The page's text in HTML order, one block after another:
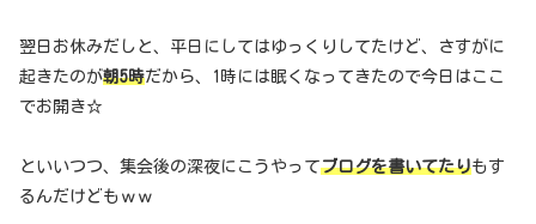
翌日お休みだしと、平日にしてはゆっくりしてたけど、さすがに
起きたのが朝5時だから、1時には眠くなってきたので今日はここ
でお開き☆
といいつつ、集会後の深夜にこうやってブログを書いてたりもす
るんだけどもｗｗ